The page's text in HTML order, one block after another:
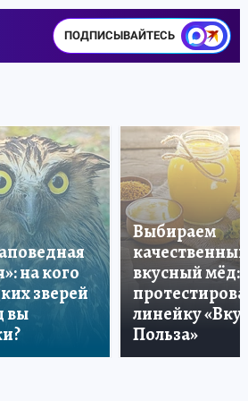
ПОДПИСЫВАЙТЕСЬ
на кого
зверей
вы
Выбираем
качественный
вкусный мёд:
линейку «Вкус
Польза»